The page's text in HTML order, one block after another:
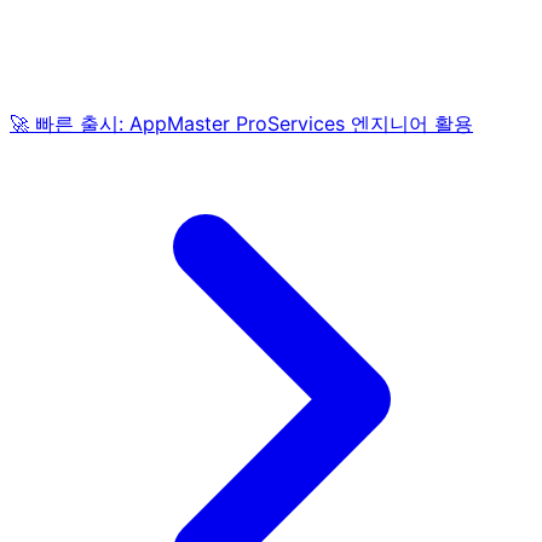
🚀 빠른 출시: AppMaster ProServices 엔지니어 활용